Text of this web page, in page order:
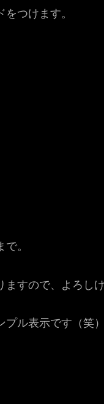
つけます。
。
すので、よろし
ル表示です（笑）